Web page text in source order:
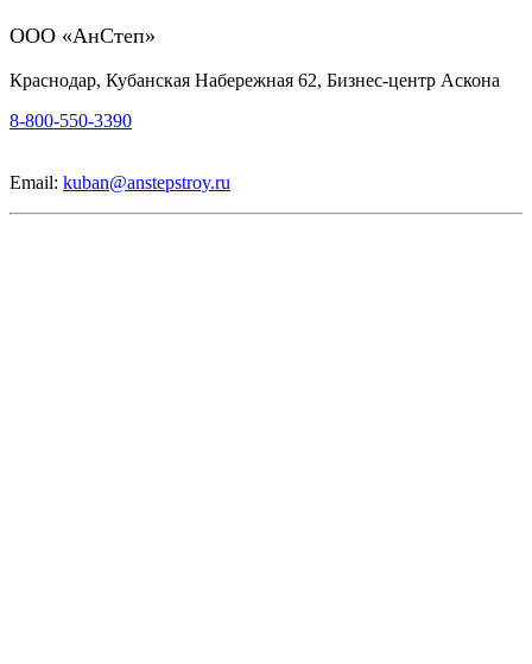
ООО «АнСтеп»
Краснодар, Кубанская Набережная 62, Бизнес-центр Аскона
8-800-550-3390
Email: kuban@anstepstroy.ru